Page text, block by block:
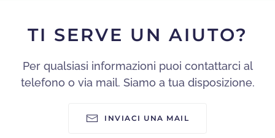
TI SERVE UN AIUTO?
Per qualsiasi informazioni puoi contattarci al
telefono o via mail. Siamo a tua disposizione.
INVIACI UNA MAIL